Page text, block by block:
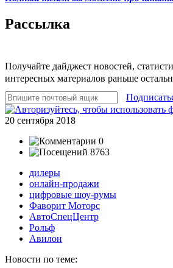
Рассылка
Получайте дайджест новостей,
интересных материалов раньше
20 сентября 2018
0
8763
дилеры
онлайн-продажи
цифровые шоу-румы
Фаворит Моторс
АвтоСпецЦентр
Рольф
Авилон
Новости по теме: